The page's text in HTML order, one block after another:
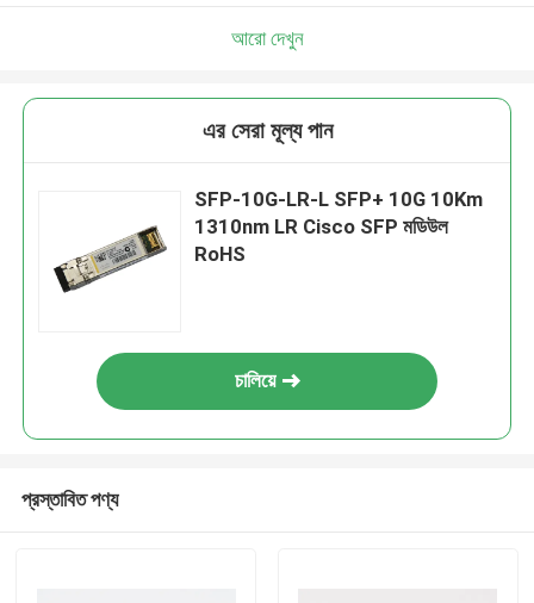
আরো দেখুন
এর সেরা মূল্য পান
SFP-10G-LR-L SFP+ 10G 10Km
1310nm LR Cisco SFP মডিউল
RoHS
চালিয়ে
প্রস্তাবিত পণ্য